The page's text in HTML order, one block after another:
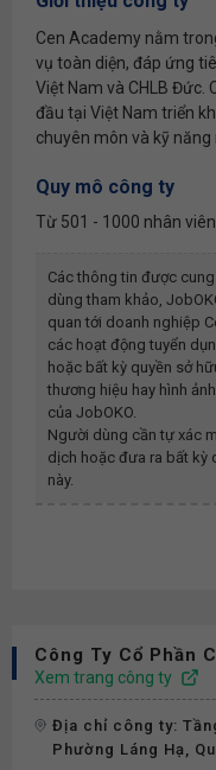
Cen Academy nằm
vụ toàn diện, đáp ứng
Việt Nam và CHLB Đức.
đầu tại Việt Nam triển
chuyên môn và kỹ năng
Quy mô công ty
Từ 501 - 1000 nhân viên
Các thông tin được
dùng tham khảo,
quan tới doanh nghiệp
các hoạt động tuyển
hoặc bất kỳ quyền sở
thương hiệu hay hình
của JobOKO.
Người dùng cần tự xác
dịch hoặc đưa ra bất kỳ
này.
Công Ty Cổ Phần
Xem trang công ty
Địa chỉ công ty:
Phường Láng Hạ,